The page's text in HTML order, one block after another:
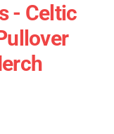
- Celtic